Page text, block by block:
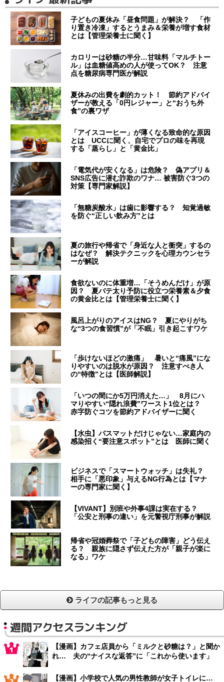
子どもの夏休み「昼食問題」が解決？ 「作
り置き冷凍」するとうまみ＆栄養が増す食材
とは【管理栄養士に聞く】
カロリーは砂糖の半分…甘味料「マルチトー
ル」は血糖値高めの人が使ってOK？ 注意
点を糖尿病専門医が解説
夏休みの出費を劇的カット！ 節約アドバイ
ザーが教える「0円レジャー」と“おうち外
食”の裏ワザ
「アイスコーヒー」が薄くなる致命的な原因
とは UCCに聞く、自宅でプロの味を再現
する「蒸らし」と「黄金比」
「電気代が安くなる」は危険？ 偽アプリ＆
SNS広告に潜む詐欺のワナ… 被害防ぐ3つの
対策【専門家解説】
「無糖炭酸水」は歯に影響する？ 知覚過敏
を防ぐ“正しい飲み方”とは
夏の旅行や帰省で「身近な人と衝突」するの
はなぜ？ 解決テクニックを心理カウンセラ
ーが解説
食欲ないのに体重増…「そうめんだけ」が原
因？ 夏バテ太り予防に役立つ栄養素＆夕食
の黄金比とは【管理栄養士に聞く】
風呂上がりのアイスはNG？ 夏にやりがち
な“3つの食習慣”が「不眠」引き起こすワケ
「歩けないほどの激痛」 暑いと“痛風”にな
りやすいのは脱水が原因？ 注意すべき人
の“特徴”とは【医師解説】
「いつの間にか5万円消えた…」 8月にハ
マりやすい“隠れ浪費”ワースト1位とは？
赤字防ぐコツを節約アドバイザーに聞く
【水虫】バスマットだけじゃない…家庭内の
感染招く“要注意スポット”とは 医師に聞く
ビジネスで「スマートウォッチ」は失礼？
相手に「悪印象」与えるNG行為とは【マナ
ーの専門家に聞く】
【VIVANT】別班や外事4課は実在する？
「公安と刑事の違い」を元警視庁刑事が解説
帰省や冠婚葬祭で「子どもの障害」どう伝え
る？ 親族に隠さず伝えた方が「親子が楽に
なる」ワケ
ライフの記事もっと見る
週間アクセスランキング
【漫画】カフェ店員から「ミルクと砂糖は？」と聞か
れ… 夫の“ナイスな返答”に「これから使います」
【漫画】小学校で人気の男性教師が女子トイレに…